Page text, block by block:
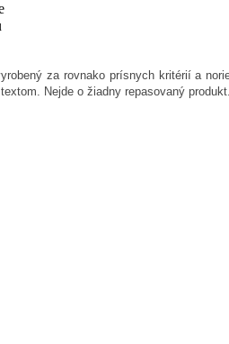
za rovnako prísnych kritérií a
Nejde o žiadny repasovaný produkt.